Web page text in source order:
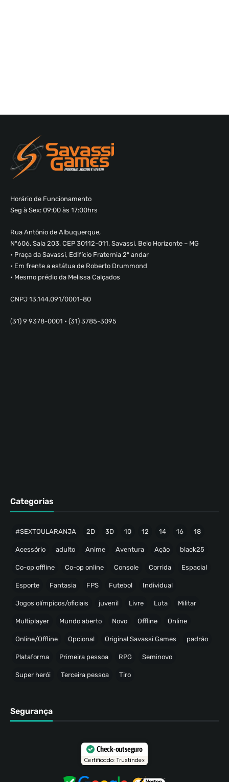
Horário de Funcionamento
Seg à Sex: 09:00 às 17:00hrs
Rua Antônio de Albuquerque,
Nº606, Sala 203, CEP 30112-011, Savassi, Belo Horizonte – MG
• Praça da Savassi, Edifício Fraternia 2º andar
• Em frente a estátua de Roberto Drummond
• Mesmo prédio da Melissa Calçados
CNPJ 13.144.091/0001-80
(31) 9 9378-0001 • (31) 3785-3095
Categorias
#SEXTOULARANJA 2D 3D 10 12 14 16 18
Acessório adulto Anime Aventura Ação black25
Co-op offline Co-op online Console Corrida Espacial
Esporte Fantasia FPS Futebol Individual
Jogos olímpicos/oficiais juvenil Livre Luta Militar
Multiplayer Mundo aberto Novo Offline Online
Online/Offline Opcional Original Savassi Games padrão
Plataforma Primeira pessoa RPG Seminovo
Super herói Terceira pessoa Tiro
Segurança
Check-out seguro
Certificado: Trustindex